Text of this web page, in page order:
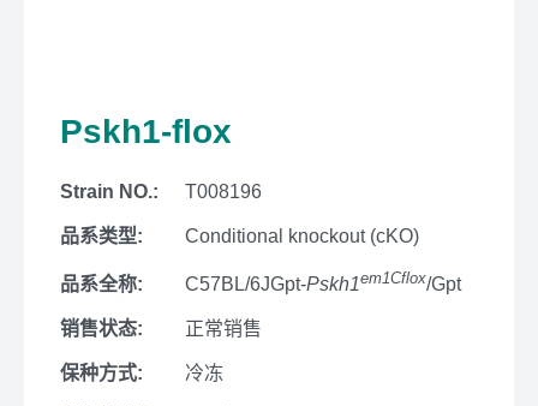
Pskh1-flox
Strain NO.: T008196
品系类型: Conditional knockout (cKO)
品系全称: C57BL/6JGpt-Pskh1em1Cflox/Gpt
销售状态: 正常销售
保种方式: 冷冻